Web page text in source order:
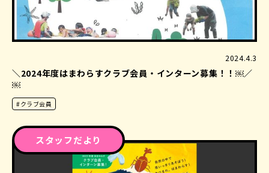
2024.4.3
＼2024年度はまわらすクラブ会員・インターン募集！！￼／
￼
#クラブ会員
スタッフだより